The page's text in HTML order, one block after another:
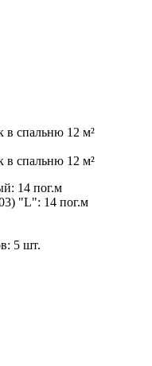
спальню 12 м²
спальню 12 м²
14 пог.м
"L": 14 пог.м
5 шт.